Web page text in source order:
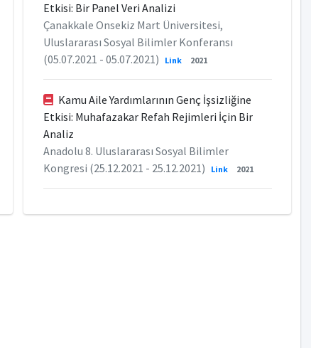
Etkisi: Bir Panel Veri Analizi
Çanakkale Onsekiz Mart Üniversitesi,
Uluslararası Sosyal Bilimler Konferansı
(05.07.2021 - 05.07.2021)
Link 2021
Kamu Aile Yardımlarının Genç İşsizliğine
Etkisi: Muhafazakar Refah Rejimleri İçin Bir
Analiz
Anadolu 8. Uluslararası Sosyal Bilimler
Kongresi (25.12.2021 - 25.12.2021)
Link 2021